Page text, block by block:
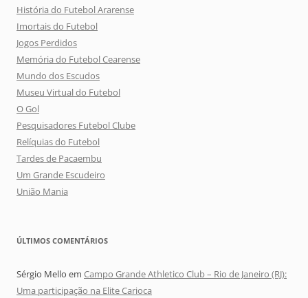
História do Futebol Ararense
Imortais do Futebol
Jogos Perdidos
Memória do Futebol Cearense
Mundo dos Escudos
Museu Virtual do Futebol
O Gol
Pesquisadores Futebol Clube
Relíquias do Futebol
Tardes de Pacaembu
Um Grande Escudeiro
União Mania
ÚLTIMOS COMENTÁRIOS
Sérgio Mello em Campo Grande Athletico Club – Rio de Janeiro (RJ):
Uma participação na Elite Carioca